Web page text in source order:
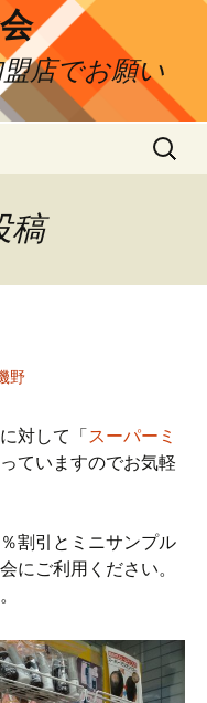
店でお願い
検
索:
稿
野
対して「スーパーミ
ていますのでお気軽
割引とミニサンプル
にご利用ください。